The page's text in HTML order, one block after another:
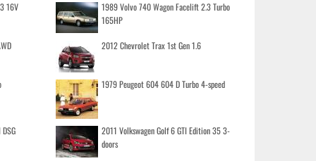
16V
1989 Volvo 740 Wagon Facelift 2.3 Turbo
165HP
2012 Chevrolet Trax 1st Gen 1.6
1979 Peugeot 604 604 D Turbo 4-speed
2011 Volkswagen Golf 6 GTI Edition 35 3-
doors